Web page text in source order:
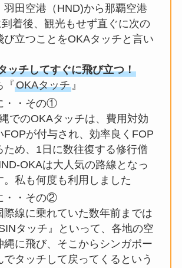
羽田空港（HND)から那覇空港
着後、観光もせず直ぐに次の
び立つことをOKAタッチと言い
ッチしてすぐに飛び立つ！
『OKAタッチ』
・・その①
でのOKAタッチは、費用対効
FOPが付与され、効率良くFOP
ため、1日に数往復する修行僧
OKAは大人気の路線となっ
。私も何度も利用しました
・・その②
際線に乗れていた数年前までは
SINタッチ』といって、各地の空
縄に飛び、そこからシンガポー
でタッチして戻ってくるという